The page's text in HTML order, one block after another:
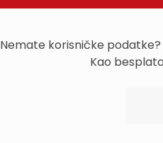
Nemate korisničke podatke?
Kao